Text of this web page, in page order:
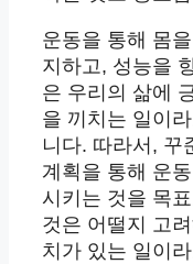
운동을 통해 몸
지하고, 성능을
은 우리의 삶에
을 끼치는 일이
니다. 따라서, 꾸
계획을 통해 운
시키는 것을 목
것은 어떨지 고
치가 있는 일이